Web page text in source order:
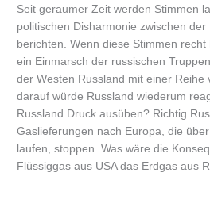
Seit geraumer Zeit werden Stimmen
politischen Disharmonie zwischen der
berichten. Wenn diese Stimmen
ein Einmarsch der russischen
der Westen Russland mit einer Reihe
darauf würde Russland wiederum
Russland Druck ausüben? Richtig
Gaslieferungen nach Europa, die
laufen, stoppen. Was wäre die
Flüssiggas aus USA das Erdgas aus